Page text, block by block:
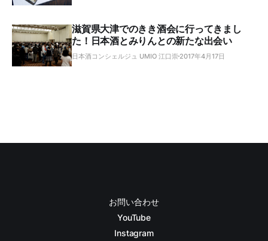
滋賀県大津でのきき酒会に行ってきまし
た！日本酒とみりんとの新たな出会い
日本酒コンシェルジュ UMIO 江口崇 2017年4月17日
お問い合わせ
YouTube
Instagram